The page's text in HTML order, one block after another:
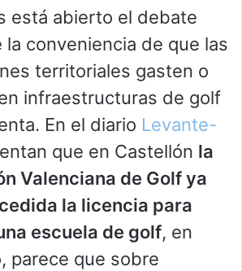
está abierto el debate
la conveniencia de que las
territoriales gasten o
infraestructuras de golf
En el diario Levante-
que en Castellón la
Valenciana de Golf ya
la licencia para
escuela de golf, en
parece que sobre